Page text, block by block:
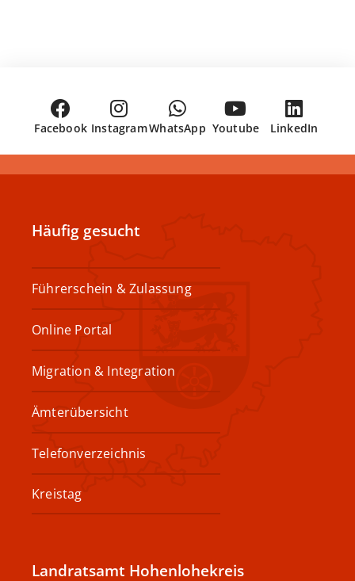
Facebook InstagramWhatsApp Youtube LinkedIn
Häufig gesucht
Führerschein & Zulassung
Online Portal
Migration & Integration
Ämterübersicht
Telefonverzeichnis
Kreistag
Landratsamt Hohenlohekreis